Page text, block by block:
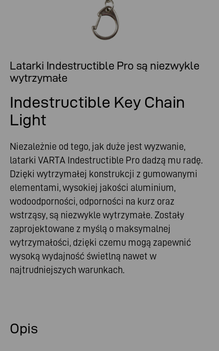
Latarki Indestructible Pro są niezwykle
wytrzymałe
Indestructible Key Chain
Light
Niezależnie od tego, jak duże jest wyzwanie,
latarki VARTA Indestructible Pro dadzą mu radę.
Dzięki wytrzymałej konstrukcji z gumowanymi
elementami, wysokiej jakości aluminium,
wodoodporności, odporności na kurz oraz
wstrząsy, są niezwykle wytrzymałe. Zostały
zaprojektowane z myślą o maksymalnej
wytrzymałości, dzięki czemu mogą zapewnić
wysoką wydajność świetlną nawet w
najtrudniejszych warunkach.
Opis